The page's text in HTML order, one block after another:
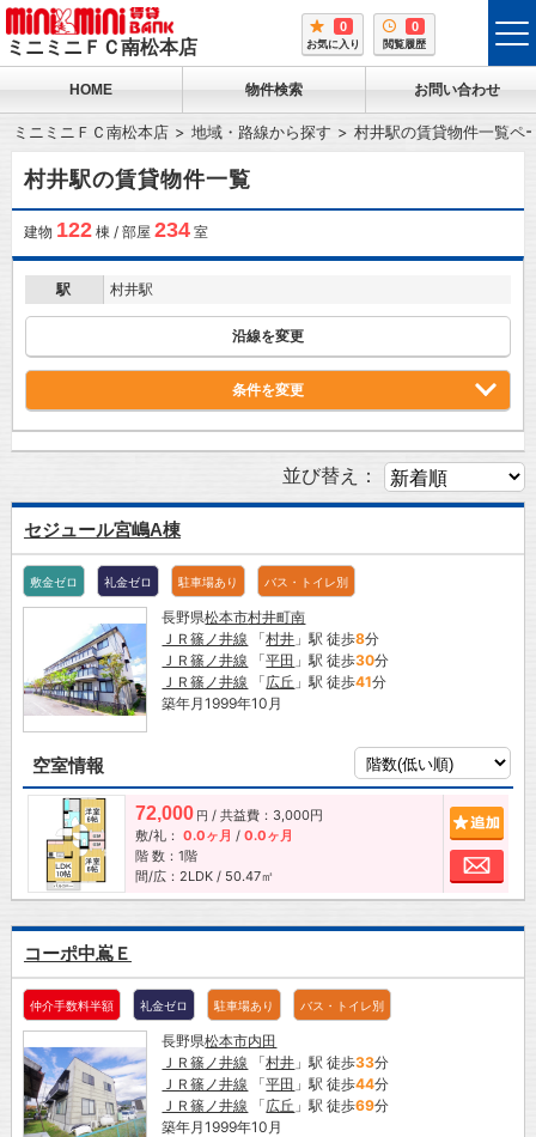
ミニミニＦＣ南松本店
0
お気に入り
0
閲覧履歴
HOME 物件検索 お問い合わせ
ミニミニＦＣ南松本店 地域・路線から探す 村井駅の賃貸物件一覧ペ
村井駅の賃貸物件一覧
建物 122棟 / 部屋 234室
駅 村井駅
沿線を変更
条件を変更
並び替え：
セジュール宮嶋A棟
敷金ゼロ 礼金ゼロ 駐車場あり バス・トイレ別
長野県松本市村井町南
ＪＲ篠ノ井線 「村井 」駅 徒歩8分
ＪＲ篠ノ井線 「平田 」駅 徒歩30分
ＪＲ篠ノ井線 「広丘 」駅 徒歩41分
築年月1999年10月
空室情報
72,000 円 / 共益費：3,000円
敷/礼： 0.0ヶ月 / 0.0ヶ月
階 数：1階
間/広：2LDK / 50.47㎡
お
コーポ中嶌Ｅ
仲介手数料半額 礼金ゼロ 駐車場あり バス・トイレ別
長野県松本市内田
ＪＲ篠ノ井線 「村井 」駅 徒歩33分
ＪＲ篠ノ井線 「平田 」駅 徒歩44分
ＪＲ篠ノ井線 「広丘 」駅 徒歩69分
築年月1999年10月